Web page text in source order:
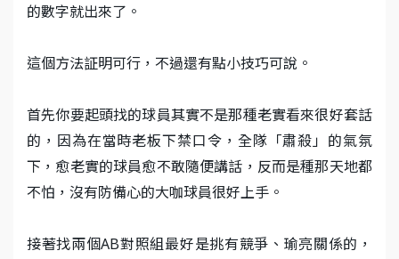
的數字就出來了。
這個方法証明可行，不過還有點小技巧可說。
首先你要起頭找的球員其實不是那種老實看來很好套話
的，因為在當時老板下禁口令，全隊「肅殺」的氣氛
下，愈老實的球員愈不敢隨便講話，反而是種那天地都
不怕，沒有防備心的大咖球員很好上手。
接著找兩個AB對照組最好是挑有競爭、瑜亮關係的，